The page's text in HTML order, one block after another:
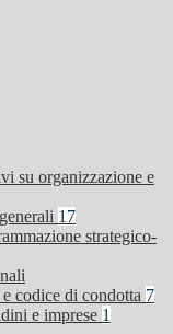
su organizzazione e
17
strategico-
codice di condotta 7
e imprese 1